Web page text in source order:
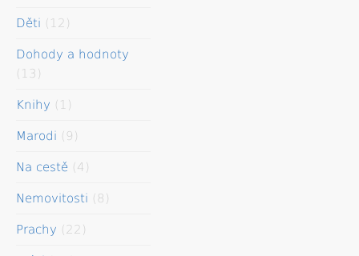
Děti (12)
Dohody a hodnoty
(13)
Knihy (1)
Marodi (9)
Na cestě (4)
Nemovitosti (8)
Prachy (22)